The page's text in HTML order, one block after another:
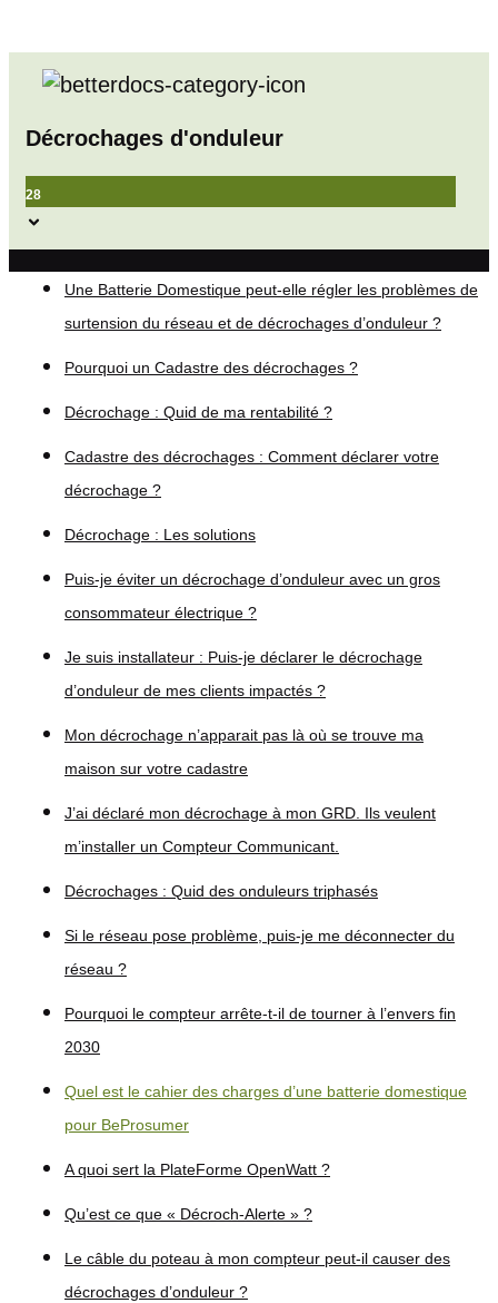
Décrochages d'onduleur
28
Une Batterie Domestique peut-elle régler les problèmes de
surtension du réseau et de décrochages d’onduleur ?
Pourquoi un Cadastre des décrochages ?
Décrochage : Quid de ma rentabilité ?
Cadastre des décrochages : Comment déclarer votre
décrochage ?
Décrochage : Les solutions
Puis-je éviter un décrochage d’onduleur avec un gros
consommateur électrique ?
Je suis installateur : Puis-je déclarer le décrochage
d’onduleur de mes clients impactés ?
Mon décrochage n’apparait pas là où se trouve ma
maison sur votre cadastre
J’ai déclaré mon décrochage à mon GRD. Ils veulent
m’installer un Compteur Communicant.
Décrochages : Quid des onduleurs triphasés
Si le réseau pose problème, puis-je me déconnecter du
réseau ?
Pourquoi le compteur arrête-t-il de tourner à l’envers fin
2030
Quel est le cahier des charges d’une batterie domestique
pour BeProsumer
A quoi sert la PlateForme OpenWatt ?
Qu’est ce que « Décroch-Alerte » ?
Le câble du poteau à mon compteur peut-il causer des
décrochages d’onduleur ?